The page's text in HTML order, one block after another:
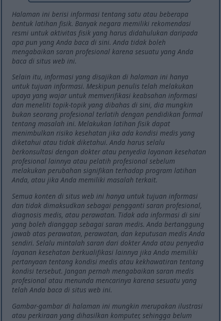
Halaman ini berisi informasi tentang satu atau beberapa
bentuk latihan fisik. Banyak negara memiliki rekomendasi
resmi untuk aktivitas fisik yang harus didahulukan daripada
apa pun yang Anda baca di sini. Anda tidak boleh
mengabaikan saran profesional karena sesuatu yang Anda
baca di situs web ini.
Selain itu, informasi yang disajikan di halaman ini hanya
untuk tujuan informasi. Meskipun penulis telah melakukan
upaya yang wajar untuk memverifikasi keabsahan informasi
dan meneliti topik-topik yang dibahas di sini, dia mungkin
bukan seorang profesional terlatih dengan pendidikan formal
tentang masalah ini. Melakukan latihan fisik dapat
menimbulkan risiko kesehatan jika ada kondisi medis yang
diketahui atau tidak diketahui. Anda harus selalu
berkonsultasi dengan dokter atau penyedia layanan kesehatan
profesional lainnya atau pelatih profesional sebelum
melakukan perubahan signifikan terhadap program latihan
Anda, atau jika Anda memiliki masalah terkait.
Semua konten di situs web ini hanya untuk tujuan informasi
dan tidak dimaksudkan sebagai pengganti saran profesional,
diagnosis medis, atau perawatan. Tidak ada informasi di sini
yang boleh dianggap sebagai saran medis. Anda bertanggung
jawab atas perawatan, perawatan, dan keputusan medis Anda
sendiri. Selalu mintalah saran dari dokter Anda atau penyedia
layanan kesehatan berkualifikasi lainnya jika Anda memiliki
pertanyaan tentang kondisi medis atau kekhawatiran tentang
kondisi tersebut. Jangan pernah mengabaikan saran medis
profesional atau menunda mencarinya karena sesuatu yang
telah Anda baca di situs web ini.
Gambar-gambar di halaman ini mungkin merupakan ilustrasi
atau perkiraan yang dihasilkan komputer, sehingga belum